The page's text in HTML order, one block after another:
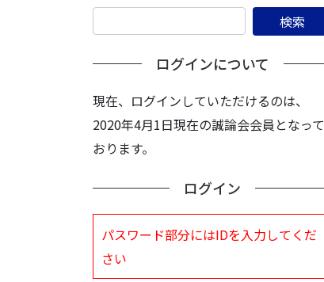
ログインについて
現在、ログインしていただけるのは、
2020年4月1日現在の誠論会会員となって
おります。
ログイン
パスワード部分にはIDを入力してくだ
さい